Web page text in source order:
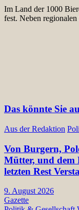
Im Land der 1000
fest. Neben
Das könnte Sie
Aus der Redaktion
Von Burgern,
Mütter, und dem
letzten Rest
9. August 2026
Gazette